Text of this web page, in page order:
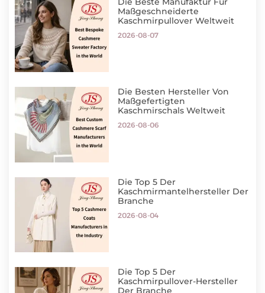
Maßgeschneiderte
Kaschmirpullover Weltweit
2026-08-07
Die Besten Hersteller Von
Maßgefertigten
Kaschmirschals Weltweit
2026-08-06
Die Top 5 Der
Kaschmirmantelhersteller Der
Branche
2026-08-04
Die Top 5 Der
Kaschmirpullover-Hersteller
Der Branche